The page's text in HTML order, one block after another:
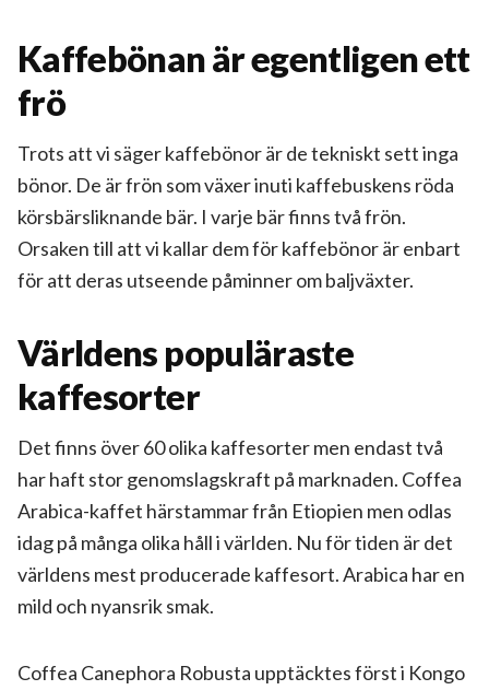
Kaffebönan är egentligen ett
frö
Trots att vi säger kaffebönor är de tekniskt sett inga
bönor. De är frön som växer inuti kaffebuskens röda
körsbärsliknande bär. I varje bär finns två frön.
Orsaken till att vi kallar dem för kaffebönor är enbart
för att deras utseende påminner om baljväxter.
Världens populäraste
kaffesorter
Det finns över 60 olika kaffesorter men endast två
har haft stor genomslagskraft på marknaden. Coffea
Arabica-kaffet härstammar från Etiopien men odlas
idag på många olika håll i världen. Nu för tiden är det
världens mest producerade kaffesort. Arabica har en
mild och nyansrik smak.
Coffea Canephora Robusta upptäcktes först i Kongo